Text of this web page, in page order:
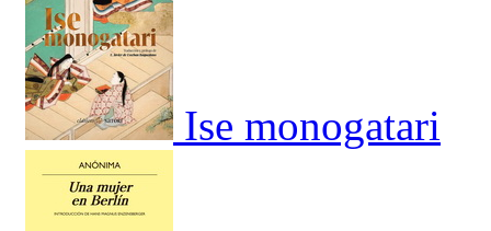
Ise monogatari